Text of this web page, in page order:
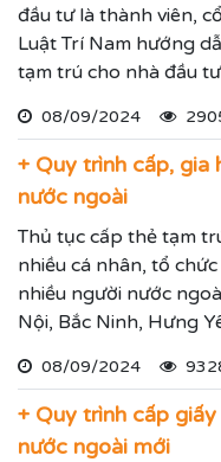
đầu tư là thành viên,
Luật Trí Nam hướng
tạm trú cho nhà đầu
08/09/2024
+ Quy trình cấp, gia
nước ngoài
Thủ tục cấp thẻ tạm
nhiều cá nhân, tổ
nhiều người nước
Nội, Bắc Ninh, Hưng
quy định mới nhất.
08/09/2024
+ Quy trình cấp
nước ngoài mới